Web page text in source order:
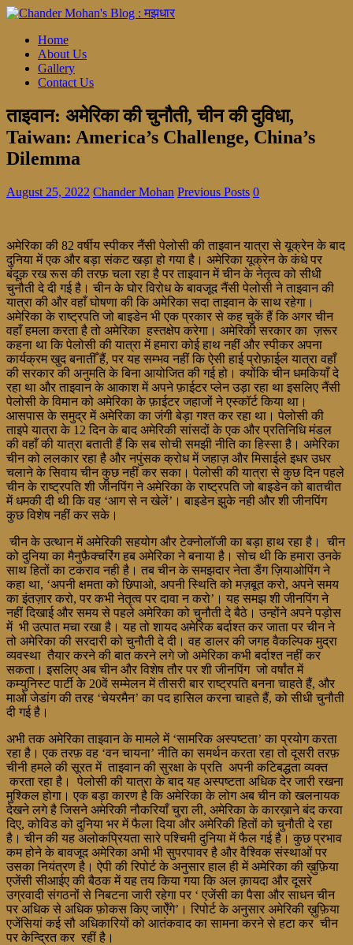
Home
About Us
Gallery
Contact Us
ताइवान: अमेरिका की चुनौती, चीन की दुविधा,
Taiwan: America’s Challenge, China’s
Dilemma
August 25, 2022 Chander Mohan Previous Posts 0
अमेरिका की 82 वर्षीय स्पीकर नैंसी पेलोसी की ताइवान यात्रा से यूक्रेन के बाद
दुनिया में एक और बड़ा संकट खड़ा हो गया है। अमेरिका यूक्रेन के कंधे पर
बंदूक़ रख रूस की तरफ़ चला रहा है पर ताइवान में चीन के नेतृत्व को सीधी
चुनौती दे दी गई है। चीन के घोर विरोध के बावजूद नैंसी पेलोसी ने ताइवान की
यात्रा की और वहाँ घोषणा की कि अमेरिका सदा ताइवान के साथ रहेगा।
अमेरिका के राष्ट्रपति जो बाइडेन भी एक प्रकार से कह चुकें हैं कि अगर चीन
वहाँ हमला करता है तो अमेरिका हस्तक्षेप करेगा। अमेरिकी सरकार का ज़रूर
कहना था कि पेलोसी की यात्रा में हमारा कोई हाथ नहीं और स्पीकर अपना
कार्यक्रम खुद बनातीँ हैं, पर यह सम्भव नहीं कि ऐसी हाई प्रोफ़ाईल यात्रा वहाँ
की सरकार की अनुमति के बिना आयोजित की गई हो। क्योंकि चीन धमकियाँ दे
रहा था और ताइवान के आकाश में अपने फ़ाईटर प्लेन उड़ा रहा था इसलिए नैंसी
पेलोसी के विमान को अमेरिका के फ़ाईटर जहाजों ने एस्कॉर्ट किया था।
आसपास के समुद्र में अमेरिका का जंगी बेड़ा गश्त कर रहा था। पेलोसी की
ताइपे यात्रा के 12 दिन के बाद अमेरिकी सांसदों के एक और प्रतिनिधि मंडल
की वहाँ की यात्रा बताती हैं कि सब सोची समझी नीति का हिस्सा है। अमेरिका
चीन को ललकार रहा है और नपुंसक क्रोध में जहाज़ और मिसाईले इधर उधर
चलाने के सिवाय चीन कुछ नहीं कर सका। पेलोसी की यात्रा से कुछ दिन पहले
चीन के राष्ट्रपति शी जीनपिंग ने अमेरिका के राष्ट्रपति जो बाइडेन को बातचीत
में धमकी दी थी कि वह ‘आग से न खेलें’। बाइडेन झुके नही और शी जीनपिंग
कुछ विशेष नहीं कर सके।
चीन के उत्थान में अमेरिकी सहयोग और टेक्नोलॉजी का बड़ा हाथ रहा है। चीन
को दुनिया का मैनुफ़ैक्चरिंग हब अमेरिका ने बनाया है। सोच थी कि हमारा उनके
साथ हितों का टकराव नही है। तब चीन के समझदार नेता डैंग ज़ियाओपिंग ने
कहा था, ‘अपनी क्षमता को छिपाओ, अपनी स्थिति को मज़बूत करो, अपने समय
का इंतज़ार करो, पर कभी नेतृत्व पर दावा न करो’। यह समझ शी जीनपिंग ने
नहीं दिखाई और समय से पहले अमेरिका को चुनौती दे बैठे। उन्होंने अपने पड़ोस
में भी उत्पात मचा रखा है। यह तो शायद अमेरिक बर्दाश्त कर जाता पर चीन ने
तो अमेरिका की सरदारी को चुनौती दे दी। वह डालर की जगह वैकल्पिक मुद्रा
व्यवस्था तैयार करने की बात करने लगे जो अमेरिका कभी बर्दाश्त नहीं कर
सकता। इसलिए अब चीन और विशेष तौर पर शी जीनपिंग जो वर्षांत में
कम्युनिस्ट पार्टी के 20वें सम्मेलन में तीसरी बार राष्ट्रपति बनना चाहते हैं, और
माओ जेडांग की तरह ‘चेयरमैन’ का पद हासिल करना चाहते हैं, को सीधी चुनौती
दी गई है।
अभी तक अमेरिका ताइवान के मामले में ‘सामरिक अस्पष्टता’ का प्रयोग करता
रहा है। एक तरफ़ वह ‘वन चायना’ नीति का समर्थन करता रहा तो दूसरी तरफ़
चीनी हमले की सूरत में ताइवान की सुरक्षा के प्रति अपनी कटिबद्धता व्यक्त
करता रहा है। पेलोसी की यात्रा के बाद यह अस्पष्टता अधिक देर जारी रखना
मुश्किल होगा। एक बड़ा कारण है कि अमेरिका के लोग अब चीन को खलनायक
देखने लगे है जिसने अमेरिकी नौकरियाँ चुरा ली, अमेरिका के कारख़ाने बंद करवा
दिए, कोविड को दुनिया भर में फैला दिया और अमेरिकी हितों को चुनौती दे रहा
है। चीन की यह अलोकप्रियता सारे पश्चिमी दुनिया में फैल गई है। कुछ प्रभाव
कम होने के बावजूद अमेरिका अभी भी सुपरपावर है और वैश्विक संस्थाओं पर
उसका नियंत्रण है। ऐपी की रिपोर्ट के अनुसार हाल ही में अमेरिका की ख़ुफ़िया
एजेंसी सीआईए की बैठक में यह तय किया गया कि अल क़ायदा और दूसरे
उग्रवादी संगठनों से निबटना जारी रहेगा पर ‘ एजेंसी का पैसा और साधन चीन
पर अधिक से अधिक फ़ोकस किए जाऐँगे’। रिपोर्ट के अनुसार अमेरिकी ख़ुफ़िया
एजेंसियां कई सौ अधिकारियों को आतंकवाद का सामना करने से हटा कर चीन
पर केन्द्रित कर रहीं है।